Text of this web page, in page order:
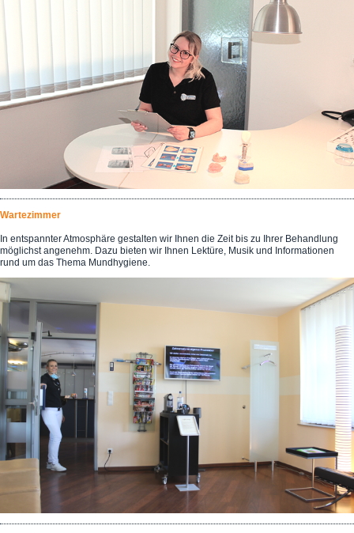
Wartezimmer
In entspannter Atmosphäre gestalten wir Ihnen die Zeit bis zu Ihrer Behandlung
möglichst angenehm. Dazu bieten wir Ihnen Lektüre, Musik und Informationen
rund um das Thema Mundhygiene.